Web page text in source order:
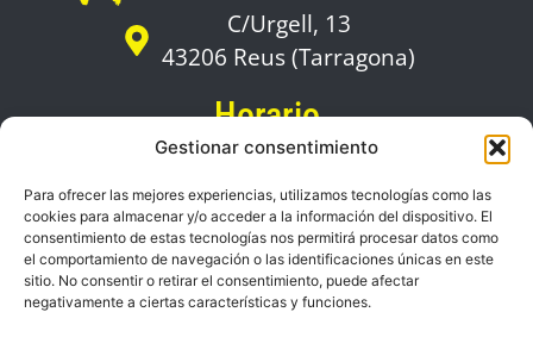
Gestionar consentimiento
Para ofrecer las mejores experiencias, utilizamos tecnologías como las
cookies para almacenar y/o acceder a la información del dispositivo. El
consentimiento de estas tecnologías nos permitirá procesar datos como
el comportamiento de navegación o las identificaciones únicas en este
sitio. No consentir o retirar el consentimiento, puede afectar
negativamente a ciertas características y funciones.
C/Urgell, 13
43206 Reus (Tarragona)
Horario
De lunes a viernes:
09:00 a 18:00
Zonas de servicio
Contacto